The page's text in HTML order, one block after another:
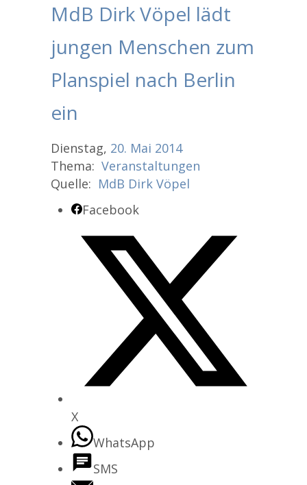
MdB Dirk Vöpel lädt
jungen Menschen zum
Planspiel nach Berlin
ein
Dienstag, 20. Mai 2014
Thema: Veranstaltungen
Quelle: MdB Dirk Vöpel
Facebook
X
WhatsApp
SMS